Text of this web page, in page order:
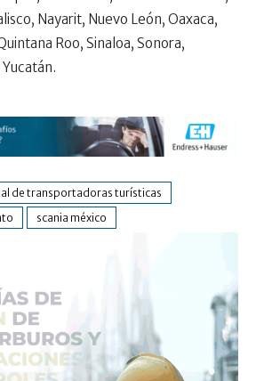
Nayarit, Nuevo León, Oaxaca,
Roo, Sinaloa, Sonora,
de transportadoras turísticas
scania méxico